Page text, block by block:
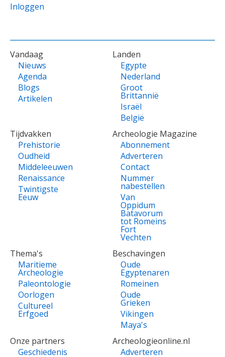
Inloggen
VOET
Vandaag
Nieuws
Agenda
Blogs
Artikelen
Landen
Egypte
Nederland
Groot
Brittannië
Israël
België
Tijdvakken
Prehistorie
Oudheid
Middeleeuwen
Renaissance
Twintigste
Eeuw
Archeologie Magazine
Abonnement
Adverteren
Contact
Nummer
nabestellen
Van
Oppidum
Batavorum
tot Romeins
Fort
Vechten
Thema's
Maritieme
Archeologie
Paleontologie
Oorlogen
Cultureel
Erfgoed
Beschavingen
Oude
Egyptenaren
Romeinen
Oude
Grieken
Vikingen
Maya's
Onze partners
Geschiedenis
Archeologieonline.nl
Adverteren